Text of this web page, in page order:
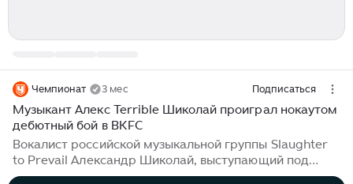
Чемпионат 3 мес Подписаться
Музыкант Алекс Terrible Шиколай проиграл нокаутом
дебютный бой в BKFC
Вокалист российской музыкальной группы Slaughter
to Prevail Александр Шиколай, выступающий под
сценическим именем Alex Terrible, дебютировал на